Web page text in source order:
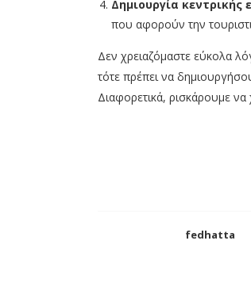
Δημιουργία
που αφορούν την
Δεν χρειαζόμαστε εύκολα
τότε πρέπει να
Διαφορετικά, ρισκάρουμε
fedhatta